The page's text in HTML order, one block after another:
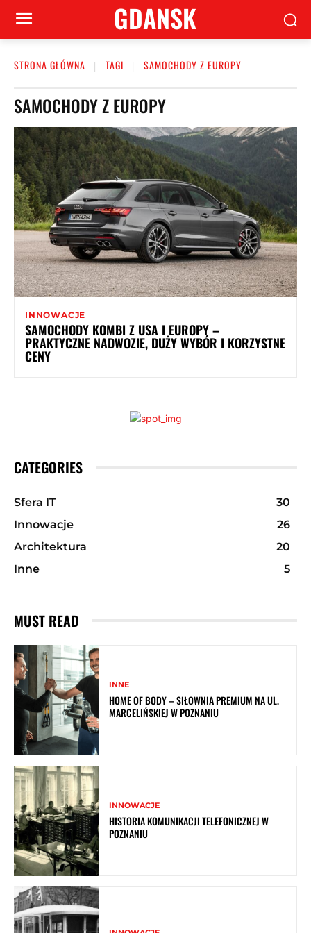
GDANSK
STRONA GŁÓWNA TAGI SAMOCHODY Z EUROPY
SAMOCHODY Z EUROPY
INNOWACJE
SAMOCHODY KOMBI Z USA I EUROPY –
PRAKTYCZNE NADWOZIE, DUŻY WYBÓR I KORZYSTNE
CENY
CATEGORIES
Sfera IT
30
Innowacje
26
Architektura
20
Inne
5
MUST READ
INNE
HOME OF BODY – SIŁOWNIA PREMIUM NA UL.
MARCELIŃSKIEJ W POZNANIU
INNOWACJE
HISTORIA KOMUNIKACJI TELEFONICZNEJ W
POZNANIU